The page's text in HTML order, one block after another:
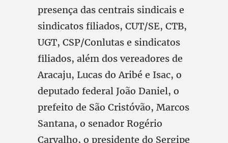
presença das centrais sindicais e
sindicatos filiados, CUT/SE, CTB,
UGT, CSP/Conlutas e sindicatos
filiados, além dos vereadores de
Aracaju, Lucas do Aribé e Isac, o
deputado federal João Daniel, o
prefeito de São Cristóvão, Marcos
Santana, o senador Rogério
Carvalho, o presidente do Sergipe